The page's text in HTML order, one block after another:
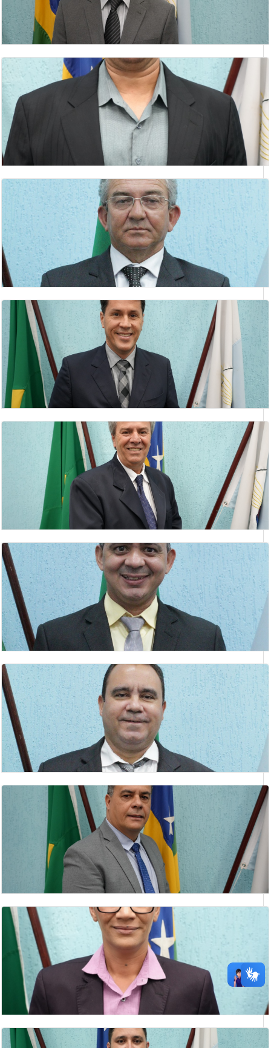
CLEUBER JOSÉ VAZ
vereador
DANIEL NUNES FREIRE
1º Secretário
DEUSMAR BARBOSA DA ROCHA
Vereador(a)
GILBERTO BARBOSA DE ANDRADE
vereador
GILMAR ANTÔNIO NETO
Lider do Prefeito
HELSON BARBOSA DE SOUZA
Vereador(a)
IDELVAN EVANGELISTA DO NASCIMENTO
Vice- Presidente
JAIR HUMBERTO DA SILVA
Presidente da Câmara Municipal de Catalão